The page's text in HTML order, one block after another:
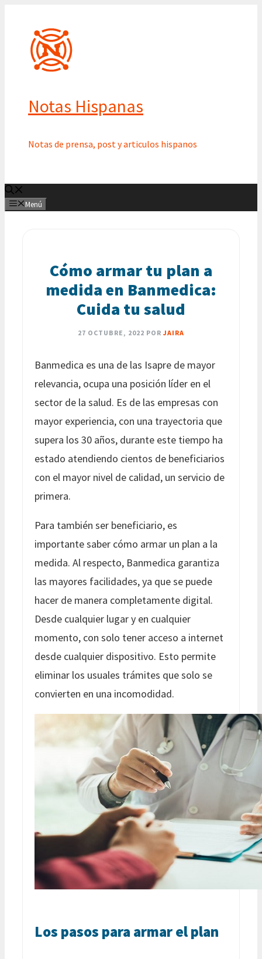
contenido
Notas Hispanas
Notas de prensa, post y articulos hispanos
Menú
Cómo armar tu plan a
medida en Banmedica:
Cuida tu salud
27 OCTUBRE, 2022 POR JAIRA
Banmedica es una de las Isapre de mayor
relevancia, ocupa una posición líder en el
sector de la salud. Es de las empresas con
mayor experiencia, con una trayectoria que
supera los 30 años, durante este tiempo ha
estado atendiendo cientos de beneficiarios
con el mayor nivel de calidad, un servicio de
primera.
Para también ser beneficiario, es
importante saber cómo armar un plan a la
medida. Al respecto, Banmedica garantiza
las mayores facilidades, ya que se puede
hacer de manera completamente digital.
Desde cualquier lugar y en cualquier
momento, con solo tener acceso a internet
desde cualquier dispositivo. Esto permite
eliminar los usuales trámites que solo se
convierten en una incomodidad.
Los pasos para armar el plan